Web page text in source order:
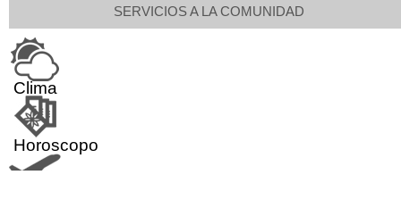
SERVICIOS A LA COMUNIDAD
Clima
Horoscopo